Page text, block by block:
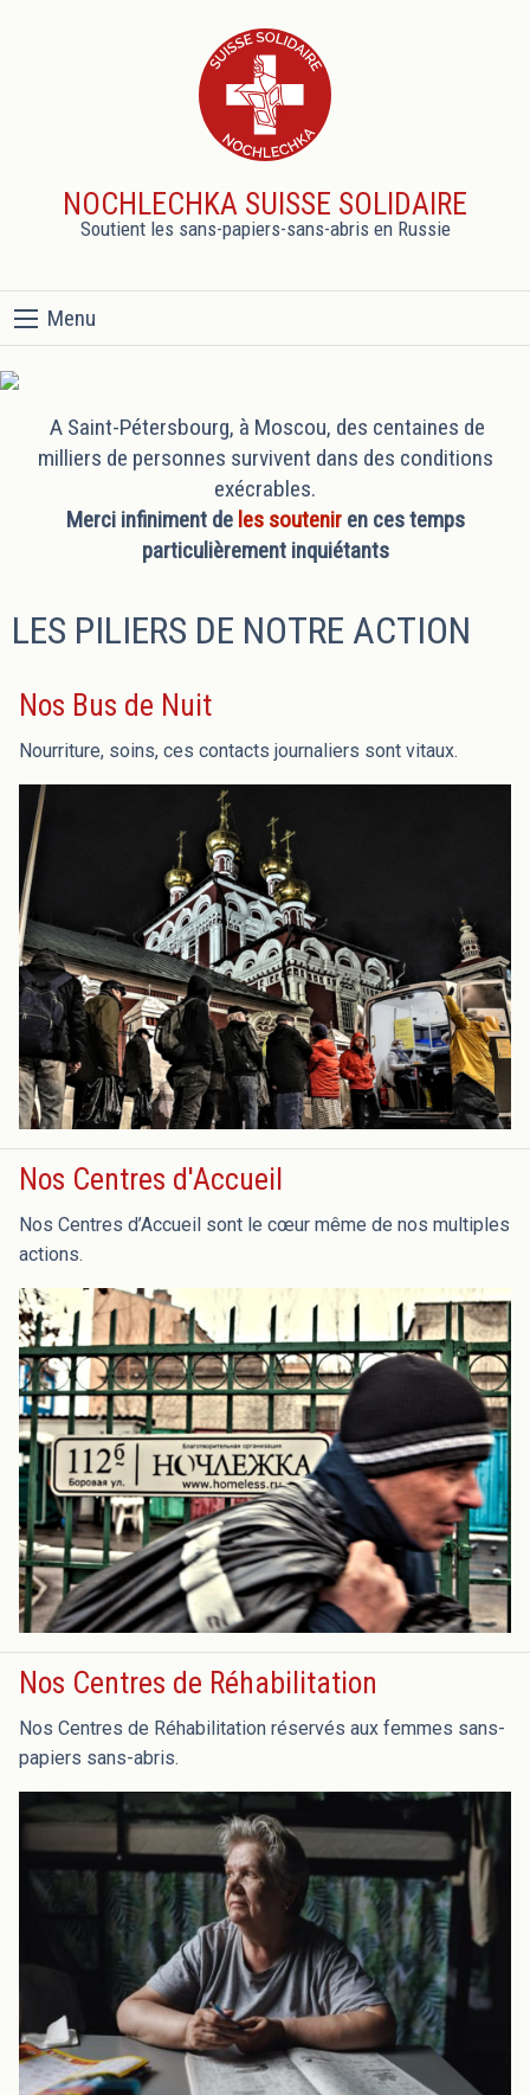
NOCHLECHKA SUISSE SOLIDAIRE
Soutient les sans-papiers-sans-abris en Russie
Menu
A Saint-Pétersbourg, à Moscou, des centaines de
milliers de personnes survivent dans des conditions
exécrables.
Merci infiniment de les souteniren ces temps
particulièrement inquiétants
LES PILIERS DE NOTRE ACTION
Nos Bus de Nuit
Nourriture, soins, ces contacts journaliers sont vitaux.
Nos Centres d'Accueil
Nos Centres d’Accueil sont le cœur même de nos multiples
actions.
Nos Centres de Réhabilitation
Nos Centres de Réhabilitation réservés aux femmes sans-
papiers sans-abris.